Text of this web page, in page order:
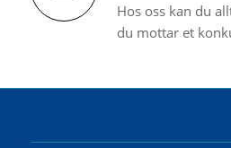
Hos oss kan du
du mottar et